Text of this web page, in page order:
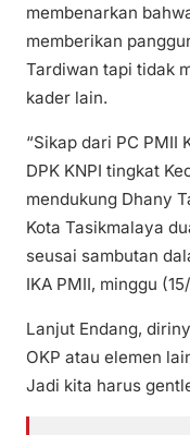
membenarkan
memberikan
Tardiwan tapi tidak
kader lain.
“Sikap dari PC PMII
DPK KNPI tingkat
mendukung Dhany
Kota Tasikmalaya
seusai sambutan
IKA PMII, minggu
Lanjut Endang,
OKP atau elemen
Jadi kita harus